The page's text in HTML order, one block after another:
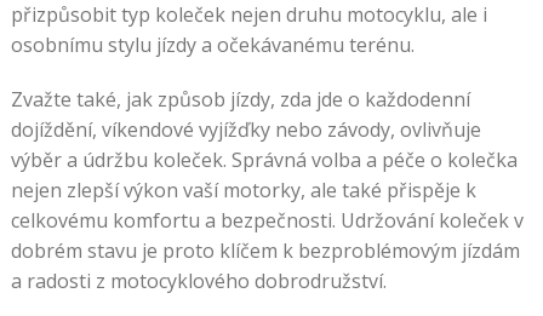
přizpůsobit typ koleček nejen druhu motocyklu, ale i
osobnímu stylu jízdy a očekávanému terénu.
Zvažte také, jak způsob jízdy, zda jde o každodenní
dojíždění, víkendové vyjížďky nebo závody, ovlivňuje
výběr a údržbu koleček. Správná volba a péče o kolečka
nejen zlepší výkon vaší motorky, ale také přispěje k
celkovému komfortu a bezpečnosti. Udržování koleček v
dobrém stavu je proto klíčem k bezproblémovým jízdám
a radosti z motocyklového dobrodružství.